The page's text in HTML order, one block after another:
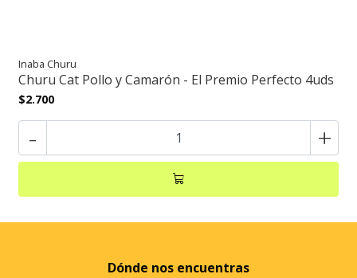
Inaba Churu
Churu Cat Pollo y Camarón - El Premio Perfecto 4uds
$2.700
- +
Dónde nos encuentras